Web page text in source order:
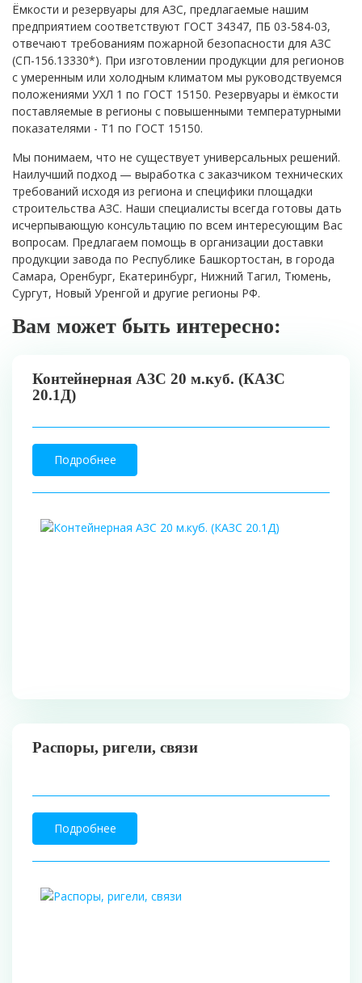
Ёмкости и резервуары для АЗС, предлагаемые нашим
предприятием соответствуют ГОСТ 34347, ПБ 03-584-03,
отвечают требованиям пожарной безопасности для АЗС
(СП-156.13330*). При изготовлении продукции для регионов
с умеренным или холодным климатом мы руководствуемся
положениями УХЛ 1 по ГОСТ 15150. Резервуары и ёмкости
поставляемые в регионы с повышенными температурными
показателями - Т1 по ГОСТ 15150.
Мы понимаем, что не существует универсальных решений.
Наилучший подход — выработка с заказчиком технических
требований исходя из региона и специфики площадки
строительства АЗС. Наши специалисты всегда готовы дать
исчерпывающую консультацию по всем интересующим Вас
вопросам. Предлагаем помощь в организации доставки
продукции завода по Республике Башкортостан, в города
Самара, Оренбург, Екатеринбург, Нижний Тагил, Тюмень,
Сургут, Новый Уренгой и другие регионы РФ.
Вам может быть интересно:
Контейнерная АЗС 20 м.куб. (КАЗС
20.1Д)
Подробнее
Распоры, ригели, связи
Подробнее